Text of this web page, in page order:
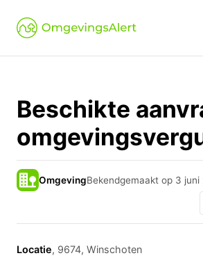
Beschikte
OmgevingBekendgemaakt op 3 juni
Locatie, 9674, Winschoten